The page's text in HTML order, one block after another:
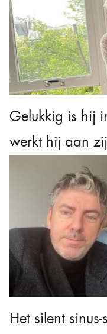
Gelukkig is hij
werkt hij aan
Het silent